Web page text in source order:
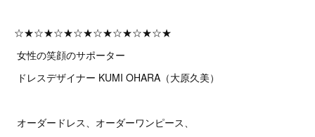
☆★☆★☆★☆★☆★☆★☆★☆★
女性の笑顔のサポーター
ドレスデザイナー KUMI OHARA（大原久美）
オーダードレス、オーダーワンピース、